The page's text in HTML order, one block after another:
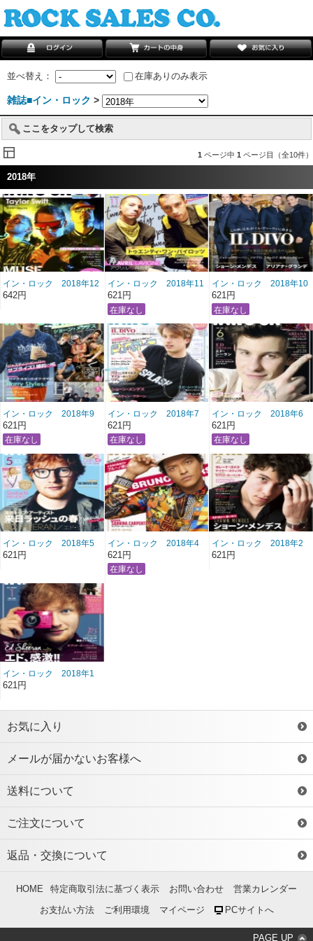
並べ替え： 在庫ありのみ表示
雑誌■イン・ロック >
ここをタップして検索
1 ページ中 1 ページ目（全10件）
2018年
イン・ロック 2018年12
月号 雑誌/BN-420 ＊送
642円
イン・ロック 2018年11
月号 雑誌/BN-419 ＊送
料２００円！
621円
イン・ロック 2018年10
月号 雑誌/BN-418 ＊送
料２００円！
621円
イン・ロック 2018年9
月号 雑誌/BN-417 ＊送
料２００円！
621円
イン・ロック 2018年7
月号 雑誌/BN-415 ＊送
料２００円！
621円
イン・ロック 2018年6
月号 雑誌/BN-414 ＊送
料２００円！
621円
イン・ロック 2018年5
月号 雑誌/BN-413 ＊送
621円
イン・ロック 2018年4
月号 雑誌/BN-412 ＊送
料２００円！
621円
イン・ロック 2018年2
月号 雑誌/BN-410 ＊送
621円
イン・ロック 2018年1
月号 雑誌/BN-409 ＊送
料２００円！
621円
お気に入り
メールが届かないお客様へ
送料について
ご注文について
返品・交換について
HOME 特定商取引法に基づく表示 お問い合わせ
営業カレンダー
お支払い方法
ご利用環境 マイページ PCサイトへ
PAGE UP